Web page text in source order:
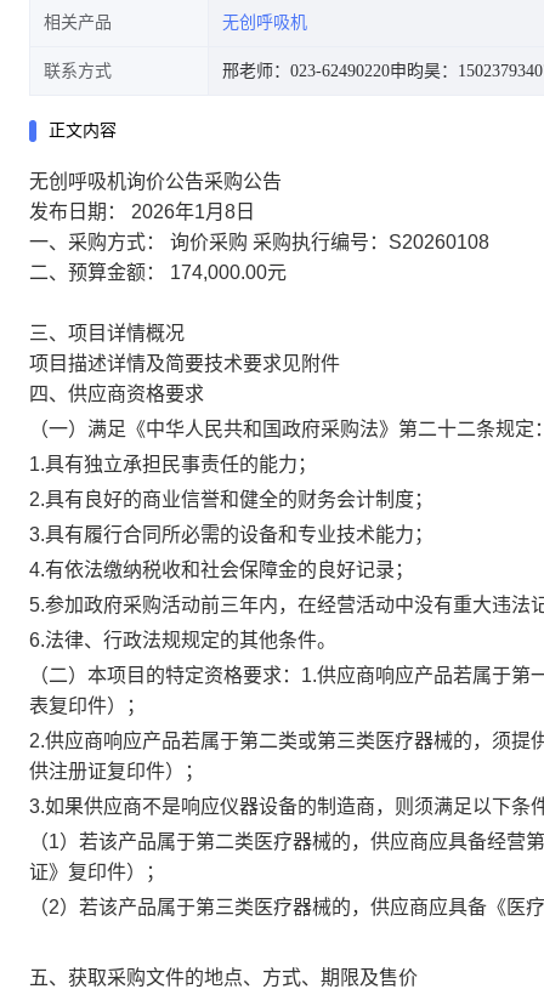
相关产品 无创呼吸机
联系方式 邢老师：023-62490220申昀昊：
正文内容
无创呼吸机询价公告采购公告
发布日期： 2026年1月8日
一、采购方式： 询价采购 采购执行编号： S20260108
二、预算金额： 174,000.00元
三、项目详情概况
项目描述详情及简要技术要求见附件
四、供应商资格要求
（一）满足《中华人民共和国政府采购法》第二十二条规定
1.具有独立承担民事责任的能力；
2.具有良好的商业信誉和健全的财务会计制度；
3.具有履行合同所必需的设备和专业技术能力；
4.有依法缴纳税收和社会保障金的良好记录；
5.参加政府采购活动前三年内，在经营活动中没有重大违法
6.法律、行政法规规定的其他条件。
（二）本项目的特定资格要求： 1.供应商响应产品若属于第
表复印件）；
2.供应商响应产品若属于第二类或第三类医疗器械的，须
供注册证复印件）；
3.如果供应商不是响应仪器设备的制造商，则须满足以下条
（1）若该产品属于第二类医疗器械的，供应商应具备经营
证》复印件）；
（2）若该产品属于第三类医疗器械的，供应商应具备《医
五、获取采购文件的地点、方式、期限及售价